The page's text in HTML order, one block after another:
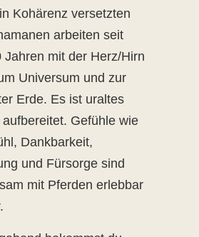
Kohärenz versetzten
arbeiten seit
Jahren mit der Herz/Hirn
Universum und zur
Erde. Es ist uraltes
Gefühle wie
Dankbarkeit,
und Fürsorge sind
mit Pferden erlebbar